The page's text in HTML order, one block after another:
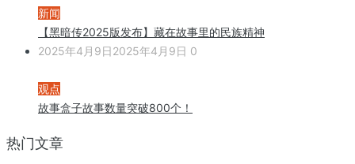
新闻
【黑暗传2025版发布】藏在故事里的民族精神
2025年4月9日2025年4月9日 0
观点
故事盒子故事数量突破800个！
热门文章